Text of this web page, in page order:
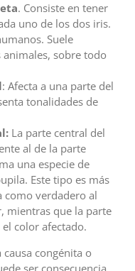
. Consiste en tener
uno de los dos iris.
Suele
animales, sobre todo
: Afecta a una parte del
tonalidades de
La parte central del
al de la parte
una especie de
Este tipo es más
como verdadero al
mientras que la parte
color afectado.
congénita o